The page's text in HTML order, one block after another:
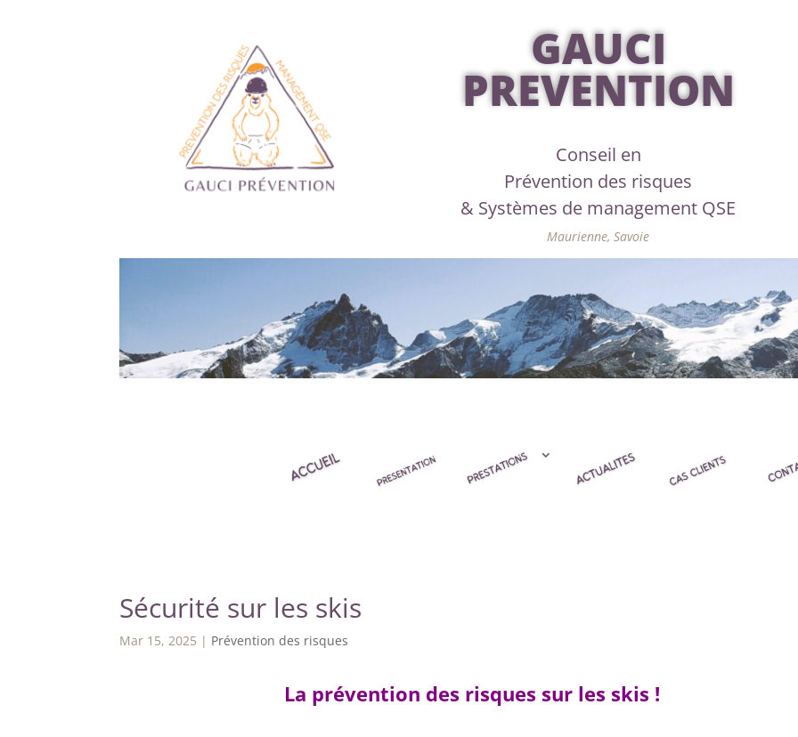
GAUCI
PREVENTION
Conseil en
Prévention des risques
& Systèmes de management QSE
Maurienne, Savoie
Sécurité sur les skis
Mar 15, 2025 | Prévention des risques
La prévention des risques sur les skis !